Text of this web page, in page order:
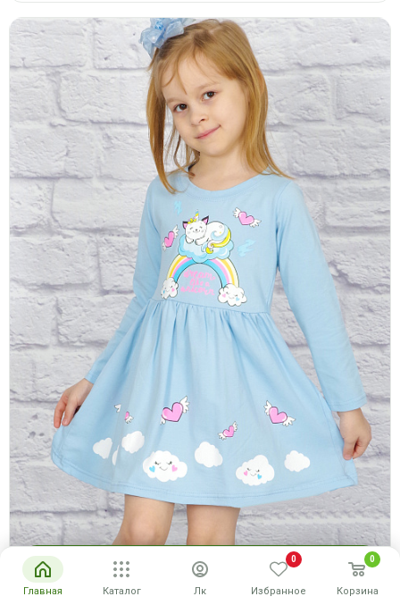
Купить
Главная Каталог Лк
0
Избранное
0
Корзина